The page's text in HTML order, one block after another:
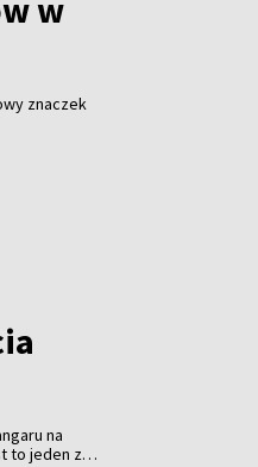
w
znaczek
na
to jeden z